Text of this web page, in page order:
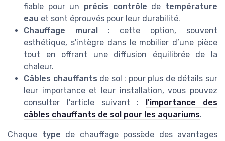
fiable pour un précis contrôle de température
eau et sont éprouvés pour leur durabilité.
Chauffage mural: cette option, souvent
esthétique, s'intègre dans le mobilier d’une pièce
tout en offrant une diffusion équilibrée de la
chaleur.
Câbles chauffants de sol : pour plus de détails sur
leur importance et leur installation, vous pouvez
consulter l'article suivant : l'importance des
câbles chauffants de sol pour les aquariums.
Chaque type de chauffage possède des avantages